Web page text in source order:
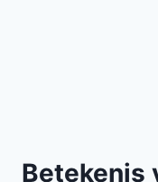
Betekenis